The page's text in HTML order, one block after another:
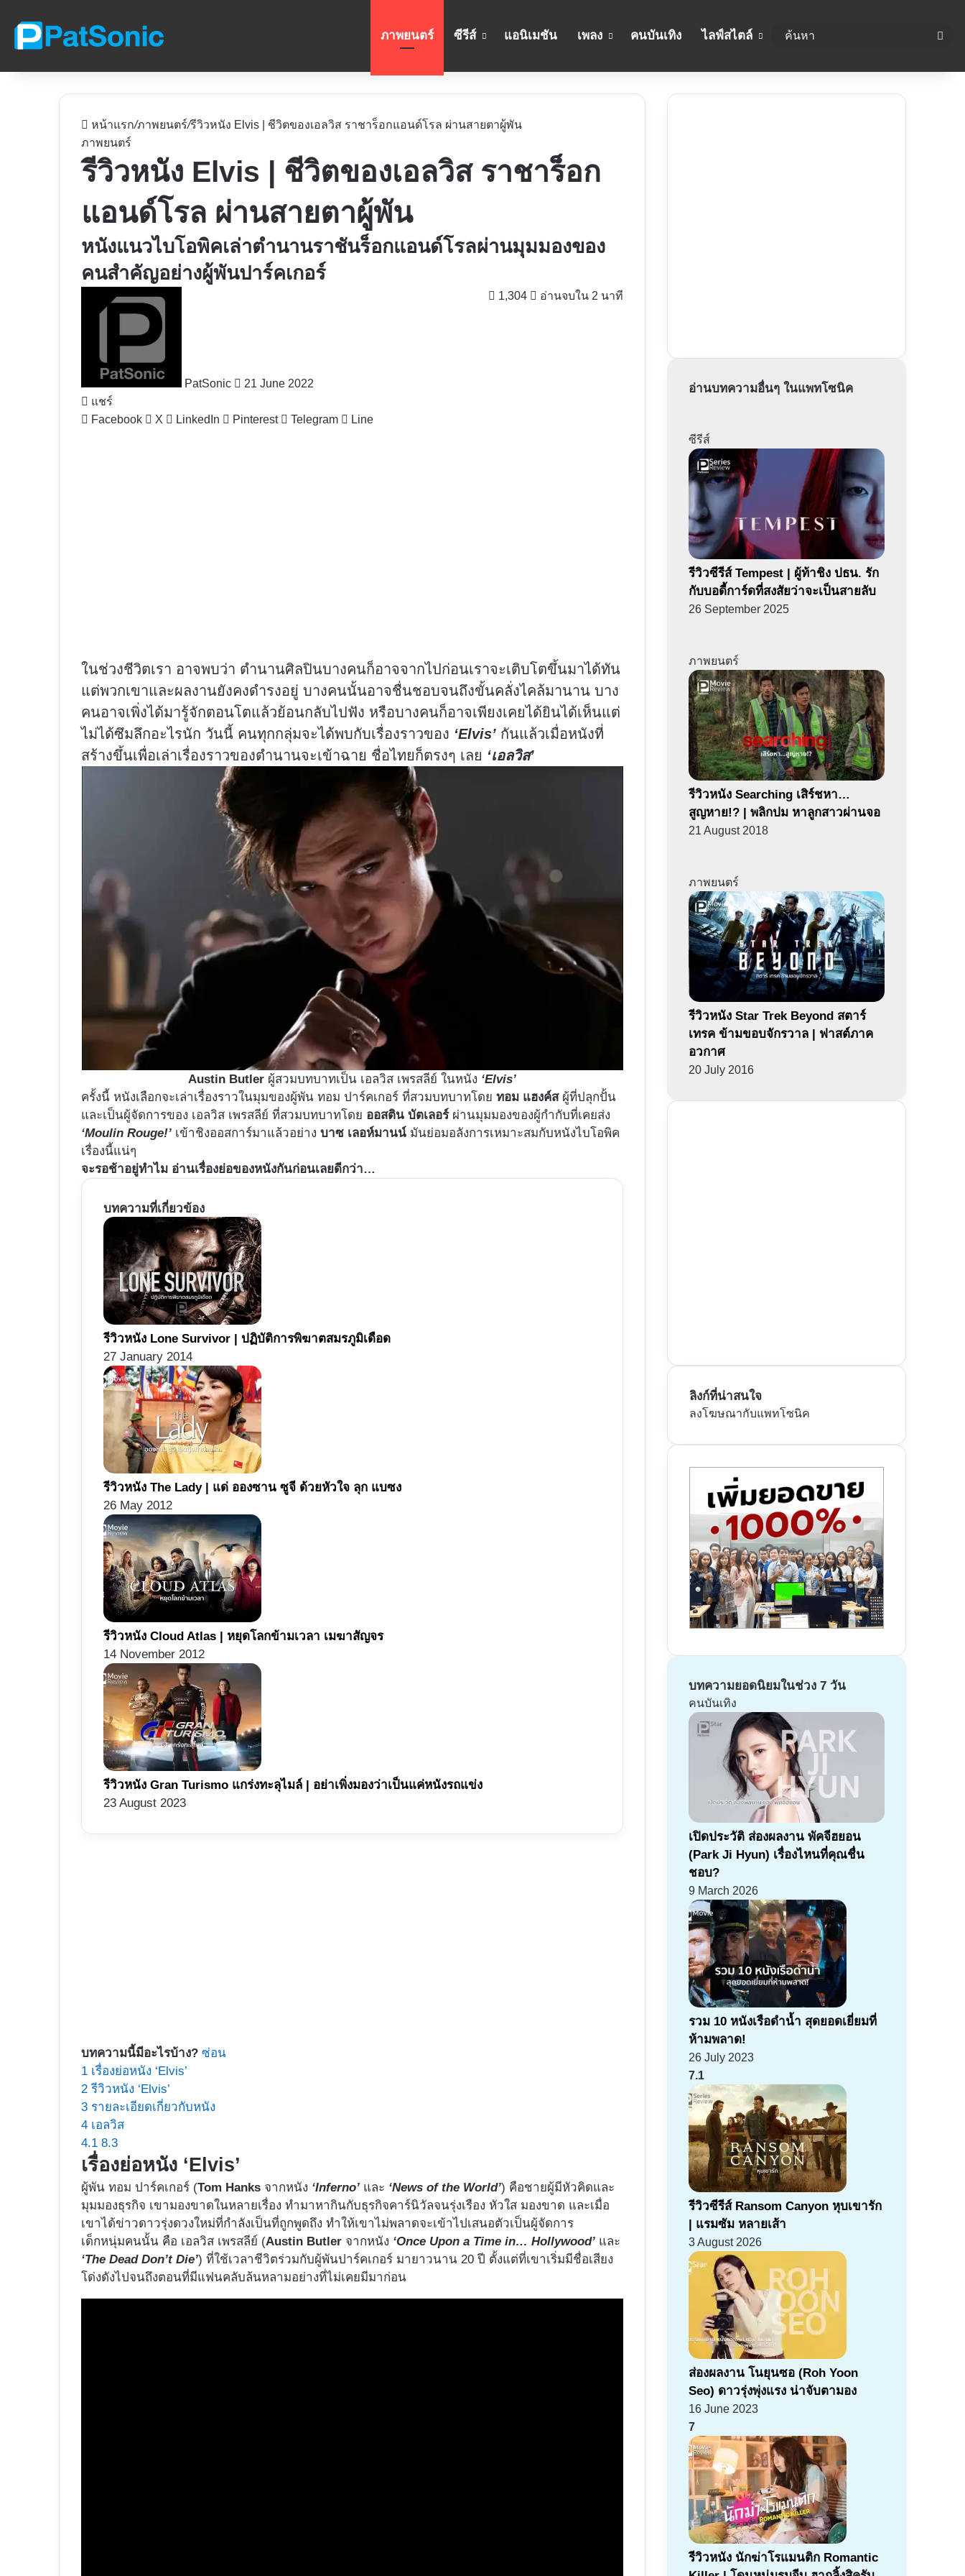
ภาพยนตร์ ซีรีส์ แอนิเมชัน เพลง คนบันเทิง ไลฟ์สไตล์ ค้นห
หน้าแรก/ภาพยนตร์/รีวิวหนัง Elvis | ชีวิตของเอลวิส ราชาร็อกแอนด์โรล ผ่านสายตาผู้พัน
ภาพยนตร์
รีวิวหนัง Elvis | ชีวิตของเอลวิส ราชาร็อก
แอนด์โรล ผ่านสายตาผู้พัน
หนังแนวไบโอพิคเล่าตำนานราชันร็อกแอนด์โรลผ่านมุมมองของ
คนสำคัญอย่างผู้พันปาร์คเกอร์
PatSonic 21 June 2022
1,304 อ่านจบใน 2 นาที
แชร์
Facebook
X LinkedIn Pinterest Telegram Line
ในช่วงชีวิตเรา อาจพบว่า ตำนานศิลปินบางคนก็อาจจากไปก่อนเราจะเติบโตขึ้นมาได้ทัน
แต่พวกเขาและผลงานยังคงดำรงอยู่ บางคนนั้นอาจชื่นชอบจนถึงขั้นคลั่งไคล้มานาน บาง
คนอาจเพิ่งได้มารู้จักตอนโตแล้วย้อนกลับไปฟัง หรือบางคนก็อาจเพียงเคยได้ยินได้เห็นแต่
ไม่ได้ซึมลึกอะไรนัก วันนี้ คนทุกกลุ่มจะได้พบกับเรื่องราวของ ‘Elvis’ กันแล้วเมื่อหนังที่
สร้างขึ้นเพื่อเล่าเรื่องราวของตำนานจะเข้าฉาย ชื่อไทยก็ตรงๆ เลย ‘เอลวิส’
Austin Butler ผู้สวมบทบาทเป็น เอลวิส เพรสลีย์ ในหนัง ‘Elvis’
ครั้งนี้ หนังเลือกจะเล่าเรื่องราวในมุมของผู้พัน ทอม ปาร์คเกอร์ ที่สวมบทบาทโดยทอม แฮงค์สผู้ที่ปลุกปั้น
และเป็นผู้จัดการของ เอลวิส เพรสลีย์ ที่สวมบทบาทโดย ออสติน บัตเลอร์ผ่านมุมมองของผู้กำกับที่เคยส่ง
‘Moulin Rouge!’ เข้าชิงออสการ์มาแล้วอย่างบาซ เลอห์มานน์ มันย่อมอลังการเหมาะสมกับหนังไบโอพิค
เรื่องนี้แน่ๆ
จะรอช้าอยู่ทำไม อ่านเรื่องย่อของหนังกันก่อนเลยดีกว่า…
บทความที่เกี่ยวข้อง
รีวิวหนัง Lone Survivor | ปฏิบัติการพิฆาตสมรภูมิเดือด
27 January 2014
รีวิวหนัง The Lady | แด่ อองซาน ซูจี ด้วยหัวใจ ลุก แบซง
26 May 2012
รีวิวหนัง Cloud Atlas | หยุดโลกข้ามเวลา เมฆาสัญจร
14 November 2012
รีวิวหนัง Gran Turismo แกร่งทะลุไมล์ | อย่าเพิ่งมองว่าเป็นแค่หนังรถแข่ง
23 August 2023
บทความนี้มีอะไรบ้าง? ซ่อน
1 เรื่องย่อหนัง ‘Elvis’
2 รีวิวหนัง ‘Elvis’
3 รายละเอียดเกี่ยวกับหนัง
4 เอลวิส
4.1 8.3
เรื่องย่อหนัง ‘Elvis’
ผู้พัน ทอม ปาร์คเกอร์ (Tom Hanks จากหนัง ‘Inferno’ และ ‘News of the World’) คือชายผู้มีหัวคิดและ
มุมมองธุรกิจ เขามองขาดในหลายเรื่อง ทำมาหากินกับธุรกิจคาร์นิวัลจนรุ่งเรือง หัวใส มองขาด และเมื่อ
เขาได้ข่าวดาวรุ่งดวงใหม่ที่กำลังเป็นที่ถูกพูดถึง ทำให้เขาไม่พลาดจะเข้าไปเสนอตัวเป็นผู้จัดการ
เด็กหนุ่มคนนั้น คือ เอลวิส เพรสลีย์ (Austin Butler จากหนัง ‘Once Upon a Time in… Hollywood’ และ
‘The Dead Don’t Die’) ที่ใช้เวลาชีวิตร่วมกับผู้พันปาร์คเกอร์ มายาวนาน 20 ปี ตั้งแต่ที่เขาเริ่มมีชื่อเสียง
โด่งดังไปจนถึงตอนที่มีแฟนคลับล้นหลามอย่างที่ไม่เคยมีมาก่อน
อ่านบทความอื่นๆ ในแพทโซนิค
ซีรีส์
รีวิวซีรีส์ Tempest | ผู้ท้าชิง ปธน. รัก
กับบอดี้การ์ดที่สงสัยว่าจะเป็นสายลับ
26 September 2025
ภาพยนตร์
รีวิวหนัง Searching เสิร์ชหา…
สูญหาย!? | พลิกปม หาลูกสาวผ่านจอ
21 August 2018
ภาพยนตร์
รีวิวหนัง Star Trek Beyond สตาร์
เทรค ข้ามขอบจักรวาล | ฟาสต์ภาค
อวกาศ
20 July 2016
ลิงก์ที่น่าสนใจ
ลงโฆษณากับแพทโซนิค
บทความยอดนิยมในช่วง 7 วัน
คนบันเทิง
เปิดประวัติ ส่องผลงาน พัคจีฮยอน
(Park Ji Hyun) เรื่องไหนที่คุณชื่น
ชอบ?
9 March 2026
รวม 10 หนังเรือดำน้ำ สุดยอดเยี่ยมที่
ห้ามพลาด!
26 July 2023
7.1
รีวิวซีรีส์ Ransom Canyon หุบเขารัก
| แรมซัม หลายเส้า
3 August 2026
ส่องผลงาน โนยุนซอ (Roh Yoon
Seo) ดาวรุ่งพุ่งแรง น่าจับตามอง
16 June 2023
7
รีวิวหนัง นักฆ่าโรแมนติก Romantic